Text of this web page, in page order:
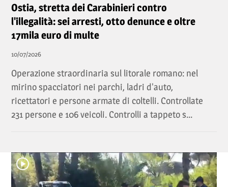
Ostia, stretta dei Carabinieri contro
l'illegalità: sei arresti, otto denunce e oltre
17mila euro di multe
10/07/2026
Operazione straordinaria sul litorale romano: nel
mirino spacciatori nei parchi, ladri d'auto,
ricettatori e persone armate di coltelli. Controllate
231 persone e 106 veicoli. Controlli a tappeto s...